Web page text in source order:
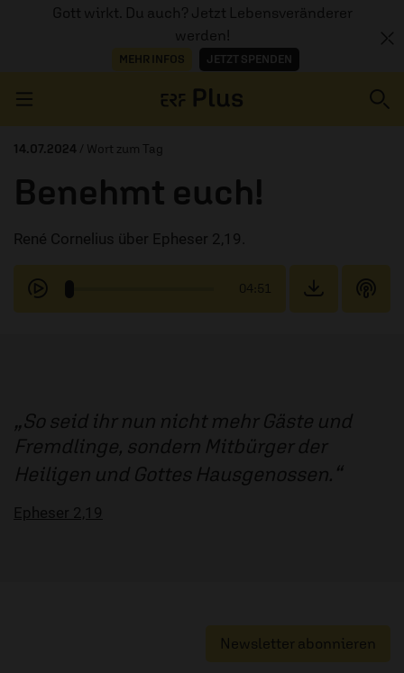
Gott wirkt. Du auch? Jetzt Lebensveränderer
werden!
MEHR INFOS JETZT SPENDEN
AUDIOTHEK
PROGRAMM
14.07.2024 / Wort zum Tag
Benehmt euch!
René Cornelius über Epheser 2,19.
04:51
So seid ihr nun nicht mehr Gäste und
Fremdlinge, sondern Mitbürger der
Heiligen und Gottes Hausgenossen.
Epheser 2,19
Newsletter abonnieren